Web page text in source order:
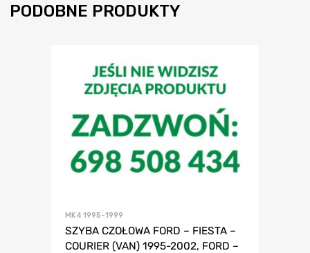
PODOBNE PRODUKTY
MK4 1995-1999
SZYBA CZOŁOWA FORD – FIESTA –
COURIER (VAN) 1995-2002, FORD –